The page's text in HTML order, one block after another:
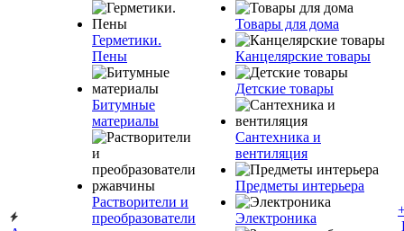
Герметики.
Пены
Битумные
материалы
Растворители и
преобразователи
Товары для дома
Канцелярские товары
Детские товары
Сантехника и
вентиляция
Предметы интерьера
Электроника